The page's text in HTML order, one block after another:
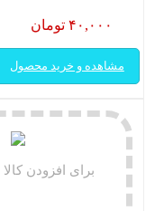
۴۰,۰۰۰ تومان
مشاهده و خرید محصول
برای افزودن